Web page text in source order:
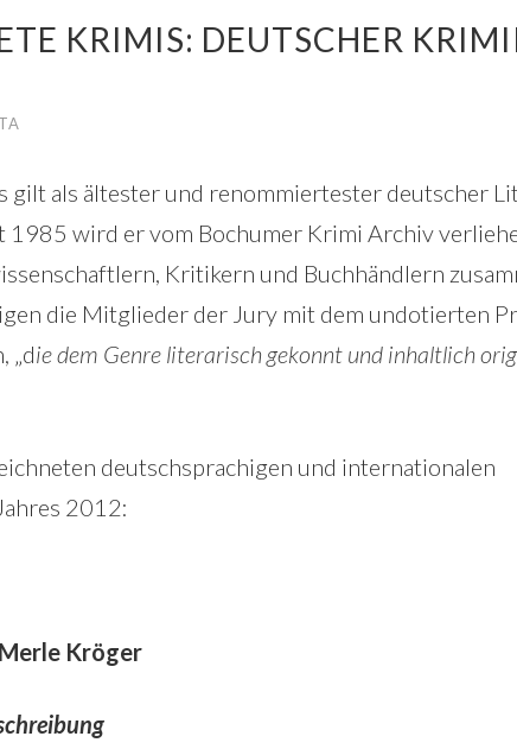
KRIMIS: DEUTSCHER
gilt als ältester und renommiertester deutscher
wird er vom Bochumer Krimi Archiv
Kritikern und Buchhändlern
die Mitglieder der Jury mit dem undotierten
„die dem Genre literarisch gekonnt und inhaltlich
deutschsprachigen und internationalen
2012:
Kröger